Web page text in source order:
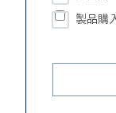
製品購